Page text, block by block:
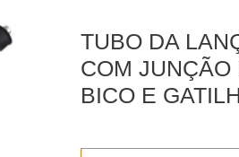
TUBO DA
COM JUNÇÃO
BICO E